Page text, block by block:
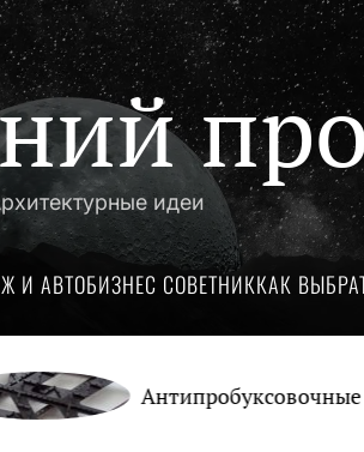
идеи
И АВТОБИЗНЕС СОВЕТНИККАК
Антипробуксовочные траки: